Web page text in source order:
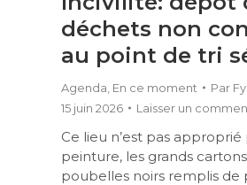
déchets non
au point de tri
Agenda En ce moment Par
15 juin 2026
Laisser un
Ce lieu n’est pas
peinture, les grands
poubelles noirs remplis de